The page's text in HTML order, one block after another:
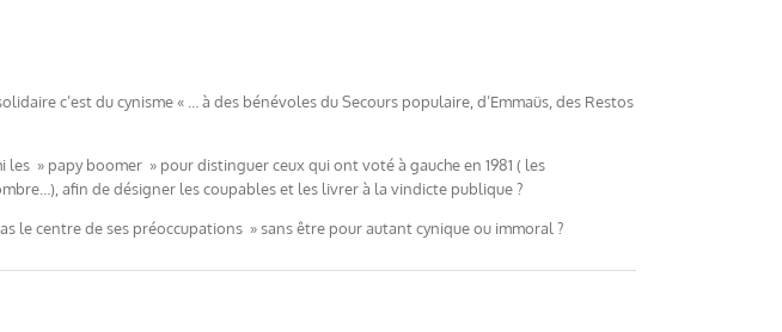
c’est du cynisme « … à des bénévoles du Secours populaire, d’Emmaüs, des Restos
» papy boomer » pour distinguer ceux qui ont voté à gauche en 1981 ( les
afin de désigner les coupables et les livrer à la vindicte publique ?
le centre de ses préoccupations » sans être pour autant cynique ou immoral ?